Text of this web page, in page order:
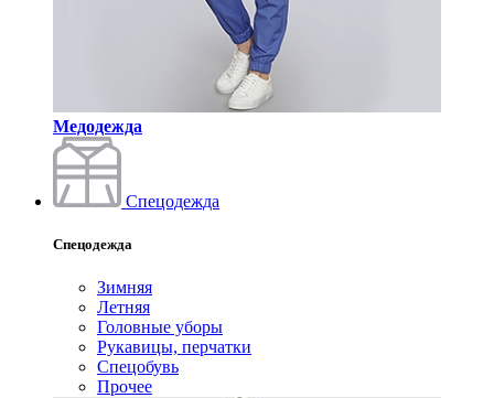
Медодежда
Спецодежда
Спецодежда
Зимняя
Летняя
Головные уборы
Рукавицы, перчатки
Спецобувь
Прочее